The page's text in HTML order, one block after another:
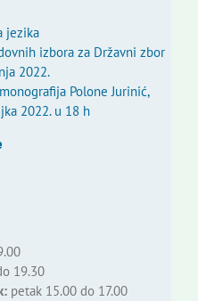
jezika
izbora za Državni zbor
2022.
Polone Jurinić,
2022. u 18 h
19.30
petak 15.00 do 17.00